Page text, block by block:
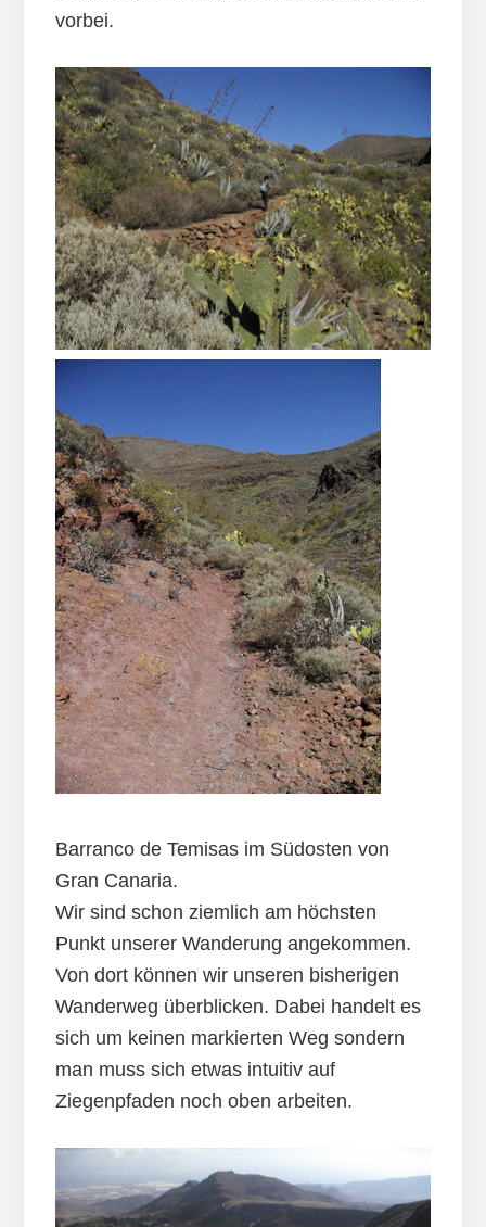
vorbei.
Barranco de Temisas im Südosten von
Gran Canaria.
Wir sind schon ziemlich am höchsten
Punkt unserer Wanderung angekommen.
Von dort können wir unseren bisherigen
Wanderweg überblicken. Dabei handelt es
sich um keinen markierten Weg sondern
man muss sich etwas intuitiv auf
Ziegenpfaden noch oben arbeiten.